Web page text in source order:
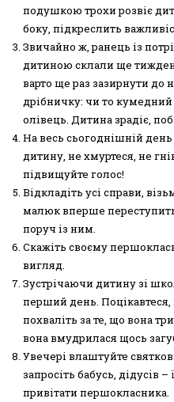
подушкою трохи розвіє
боку, підкреслить
Звичайно ж, ранець із
дитиною склали ще
варто ще раз зазирнути до
дрібничку: чи то
олівець. Дитина зрадіє,
На весь сьогоднішній день
дитину, не хмуртеся, не
підвищуйте голос!
Відкладіть усі справи,
малюк вперше
поруч із ним.
Скажіть своєму
вигляд.
Зустрічаючи дитину зі
перший день. Поцікавтеся,
похваліть за те, що вона
вона вмудрилася щось
Увечері влаштуйте
запросіть бабусь, дідусів
привітати першокласника.